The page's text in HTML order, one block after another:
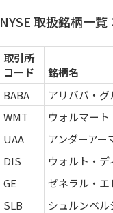
NYSE 取扱銘柄一
取引所
コード
銘柄名
BABA
アリババ・
WMT
ウォルマート
UAA
アンダーアー
DIS
ウォルト・デ
GE
ゼネラル・エ
SLB
シュルンベル